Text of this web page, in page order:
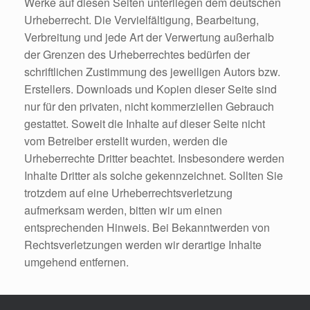
Urheberrecht. Die Vervielfältigung, Bearbeitung,
Verbreitung und jede Art der Verwertung außerhalb
der Grenzen des Urheberrechtes bedürfen der
schriftlichen Zustimmung des jeweiligen Autors bzw.
Erstellers. Downloads und Kopien dieser Seite sind
nur für den privaten, nicht kommerziellen Gebrauch
gestattet. Soweit die Inhalte auf dieser Seite nicht
vom Betreiber erstellt wurden, werden die
Urheberrechte Dritter beachtet. Insbesondere werden
Inhalte Dritter als solche gekennzeichnet. Sollten Sie
trotzdem auf eine Urheberrechtsverletzung
aufmerksam werden, bitten wir um einen
entsprechenden Hinweis. Bei Bekanntwerden von
Rechtsverletzungen werden wir derartige Inhalte
umgehend entfernen.